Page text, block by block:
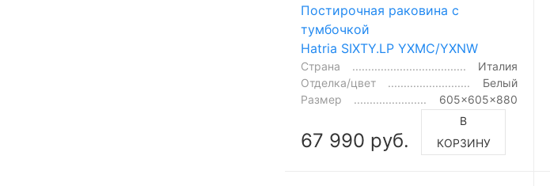
Постирочная раковина с
тумбочкой
Hatria SIXTY.LP YXMC/YXNW
Страна
Италия
Отделка/цвет
Белый
Размер
605x605x880
67 990 руб.
В
КОРЗИНУ